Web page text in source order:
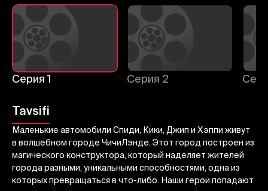
Серия 1 Серия 2
Tavsifi
Маленькие автомобили Спиди, Кики, Джип и Хэппи живут
в волшебном городе ЧичиЛэнде. Этот город построен из
магического конструктора, который наделяет жителей
города разными, уникальными способностями, одна из
которых превращаться в что-либо. Наши герои попадают
Yuborish